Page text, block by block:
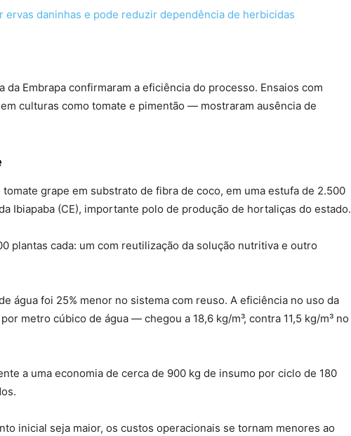
daninhas e pode reduzir dependência de herbicidas
Embrapa confirmaram a eficiência do processo. Ensaios com
culturas como tomate e pimentão — mostraram ausência de
grape em substrato de fibra de coco, em uma estufa de 2.500
Ibiapaba (CE), importante polo de produção de hortaliças do estado.
plantas cada: um com reutilização da solução nutritiva e outro
água foi 25% menor no sistema com reuso. A eficiência no uso da
metro cúbico de água — chegou a 18,6 kg/m³, contra 11,5 kg/m³ no
a uma economia de cerca de 900 kg de insumo por ciclo de 180
inicial seja maior, os custos operacionais se tornam menores ao